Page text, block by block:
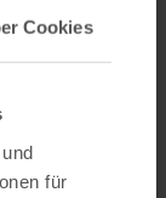
Cookies
für